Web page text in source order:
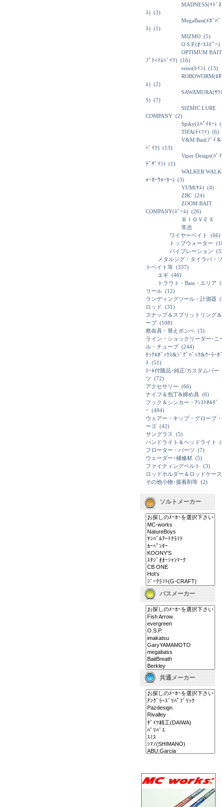
MADNESS(ﾏﾄﾞﾈ
ｽ) (3)
MegaBass(ﾒｶﾞﾊﾞ
ｽ) (1)
MIZMO (5)
O.S.P.(ｵｰｴｽﾋﾟｰ)
OPTIMUM
ﾌﾟﾃｨﾏﾑﾍﾞｲﾂ) (16)
reins(ﾚｲﾝ) (13)
ROBOWORM(ﾛ
ﾑ) (2)
SAWAMURA(ｻﾜ
ﾗ) (7)
SIZMIC LURE
COMPANY (2)
Spiky(ｽﾊﾟｲｷｰ)
TIFA(ﾃｨﾌｧ) (6)
V&M Bait(ﾌﾞｲ＆
ﾍﾞｲﾂ) (13)
Viper Design(ﾊﾞ
ﾃﾞｻﾞｲﾝ) (1)
WALKER
ｫｰｶｰｳｫｰｶｰ) (3)
YUM(ﾔﾑ) (4)
ZBC (24)
ZOOM BAIT
COMPANY(ｽﾞｰﾑ) (26)
ＢＩＯＶＥＸ
常吉
ワイヤーベイト
(66)
トップウォーター
バイブレーション
メタルジグ・タイラバ・
トベイト等 (337)
エギ (46)
トラウト・Bass・エリア
リール (12)
ランディングツール・計測器
ロッド (31)
スナップ＆スプリットリング＆
ーブ (108)
救命具・替えボンベ (3)
ライン・ショックリーダー･ニ
ル・チューブ (244)
ﾀｯｸﾙﾎﾞｯｸｽ&ｼﾞｸﾞﾊﾞｯｸ&ｸｰﾗｰﾎ
ｽ (51)
ﾘｰﾙ付随品･純正/カスタムパー
ツ (72)
アクセサリー (66)
ナイフ＆包丁&締め具 (6)
フック＆シンカー・ｱｼｽﾄﾎﾙﾀﾞ
ｰ (494)
ウェアー・キップ・グローブ・
ーズ (42)
サングラス
(5)
ハンドライト＆ヘッドライト
フローター・パーツ (7)
ウェーダー･補修材 (5)
ファイティングベルト
(3)
ロッドホルダー＆ロッドケース
その他小物･接着剤等 (2)
ソルトメーカー
バスメーカー
共通メーカー